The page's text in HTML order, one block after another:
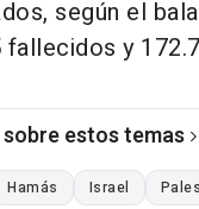
según el
fallecidos y
estos temas
Hamás Israel